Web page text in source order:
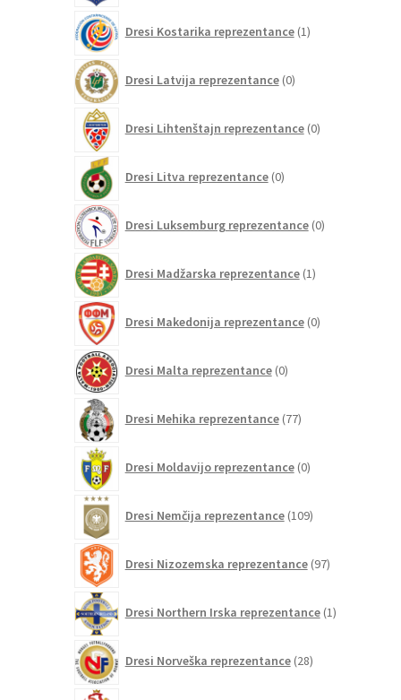
Dresi Kostarika reprezentance 1izdelek
Dresi Latvija reprezentance 0izdelkov
Dresi Lihtenštajn reprezentance 0izdelkov
Dresi Litva reprezentance 0izdelkov
Dresi Luksemburg reprezentance 0izdelkov
Dresi Madžarska reprezentance 1izdelek
Dresi Makedonija reprezentance 0izdelkov
Dresi Malta reprezentance 0izdelkov
Dresi Mehika reprezentance 77izdelkov
Dresi Moldavijo reprezentance 0izdelkov
Dresi Nemčija reprezentance 109izdelkov
Dresi Nizozemska reprezentance 97izdelkov
Dresi Northern Irska reprezentance 1izdelek
Dresi Norveška reprezentance 28izdelkov